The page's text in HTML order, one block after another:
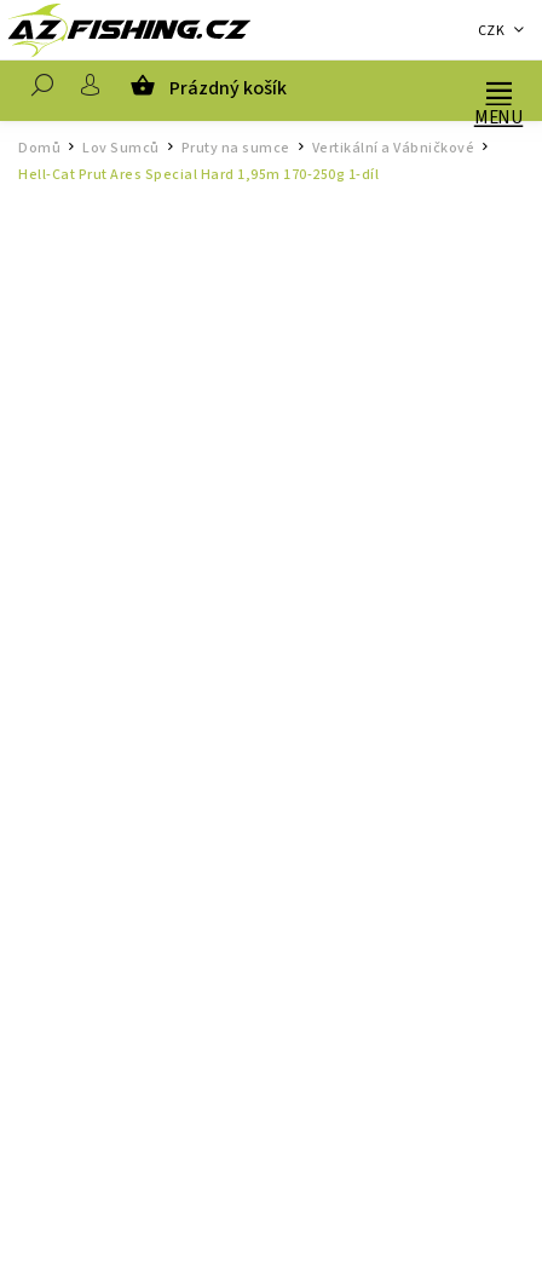
CZK
Prázdný košík
Domů / Lov Sumců Pruty na sumce Vertikální a Vábničkové /
Hell-Cat Prut Ares Special Hard 1,95m 170-250g 1-díl